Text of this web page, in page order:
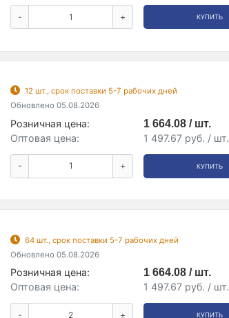
- + КУПИТЬ
12 шт., срок поставки 5-7 рабочих дней
Обновлено 05.08.2026
Розничная цена:
1 664.08 / шт.
Оптовая цена:
1 497.67 руб. / шт.
- + КУПИТЬ
64 шт., срок поставки 5-7 рабочих дней
Обновлено 05.08.2026
Розничная цена:
1 664.08 / шт.
Оптовая цена:
1 497.67 руб. / шт.
- + КУПИТЬ